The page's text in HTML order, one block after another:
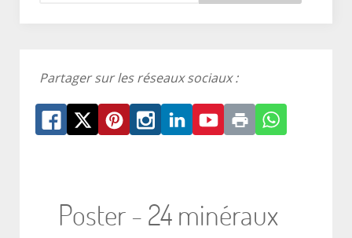
Partager sur les réseaux sociaux :
Poster - 24 minéraux